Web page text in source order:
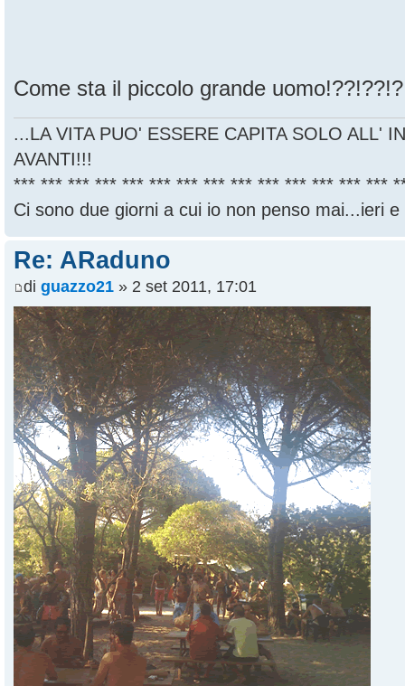
Come sta il piccolo grande
...LA VITA PUO' ESSERE CAPITA SOLO ALL'
AVANTI!!!
*** *** *** *** *** *** *** *** *** *** *** *** *** ***
Ci sono due giorni a cui io non penso mai...ieri
Re: ARaduno
di guazzo21 » 2 set 2011, 17:01